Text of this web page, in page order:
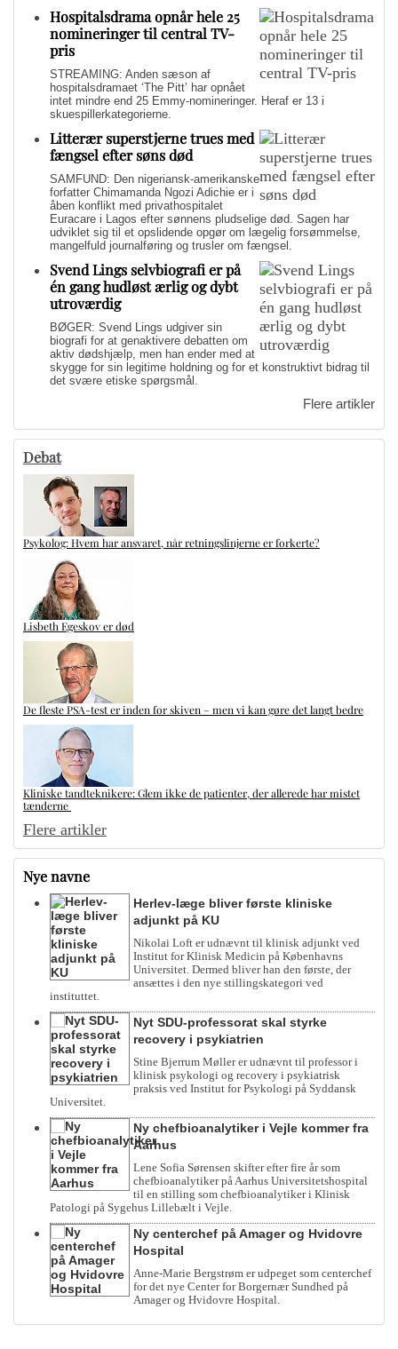
Hospitalsdrama opnår hele 25
nomineringer til central TV-
pris
STREAMING: Anden sæson af
hospitalsdramaet ‘The Pitt’ har opnået
intet mindre end 25 Emmy-nomineringer. Heraf er 13 i
skuespillerkategorierne.
Litterær superstjerne trues med
fængsel efter søns død
SAMFUND: Den nigeriansk-amerikanske
forfatter Chimamanda Ngozi Adichie er i
åben konflikt med privathospitalet
Euracare i Lagos efter sønnens pludselige død. Sagen har
udviklet sig til et opslidende opgør om lægelig forsømmelse,
mangelfuld journalføring og trusler om fængsel.
Svend Lings selvbiografi er på
én gang hudløst ærlig og dybt
utroværdig
BØGER: Svend Lings udgiver sin
biografi for at genaktivere debatten om
aktiv dødshjælp, men han ender med at
skygge for sin legitime holdning og for et konstruktivt bidrag til
det svære etiske spørgsmål.
Flere artikler
Debat
Psykolog: Hvem har ansvaret, når retningslinjerne er forkerte?
Lisbeth Egeskov er død
De fleste PSA-test er inden for skiven – men vi kan gøre det langt bedre
Kliniske tandteknikere: Glem ikke de patienter, der allerede har mistet
tænderne
Flere artikler
Nye navne
Herlev-læge bliver første kliniske
adjunkt på KU
Nikolai Loft er udnævnt til klinisk adjunkt ved
Institut for Klinisk Medicin på Københavns
Universitet. Dermed bliver han den første, der
ansættes i den nye stillingskategori ved
instituttet.
Nyt SDU-professorat skal styrke
recovery i psykiatrien
Stine Bjerrum Møller er udnævnt til professor i
klinisk psykologi og recovery i psykiatrisk
praksis ved Institut for Psykologi på Syddansk
Universitet.
Ny chefbioanalytiker i Vejle kommer fra
Aarhus
Lene Sofia Sørensen skifter efter fire år som
chefbioanalytiker på Aarhus Universitetshospital
til en stilling som chefbioanalytiker i Klinisk
Patologi på Sygehus Lillebælt i Vejle.
Ny centerchef på Amager og Hvidovre
Hospital
Anne-Marie Bergstrøm er udpeget som centerchef
for det nye Center for Borgernær Sundhed på
Amager og Hvidovre Hospital.